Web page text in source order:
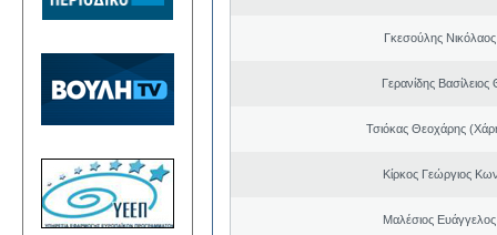
Γκεσούλης
Γερανίδης
Τσιόκας Θεοχάρης
Κίρκος Γεώργιος
Μαλέσιος